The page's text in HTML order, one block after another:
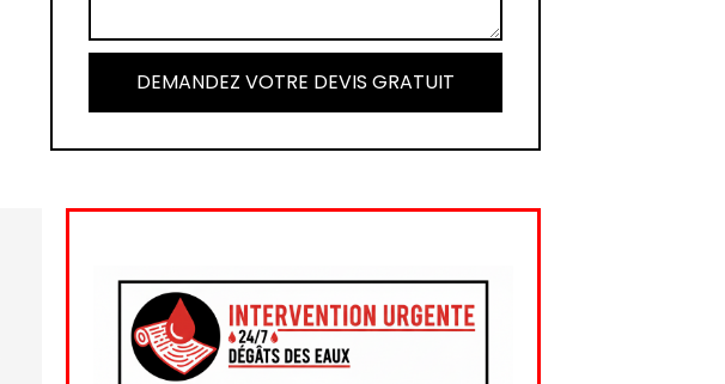
DEMANDEZ VOTRE DEVIS GRATUIT